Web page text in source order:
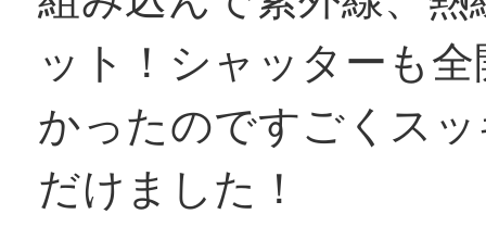
ット！シャッターも
かったのですごくス
だけました！